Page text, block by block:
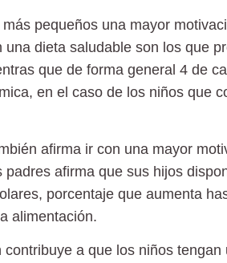
pequeños una mayor
dieta saludable son los que
que de forma general 4 de
, en el caso de los niños que
afirma ir con una mayor
padres afirma que sus hijos
porcentaje que aumenta
alimentación.
a que los niños tengan